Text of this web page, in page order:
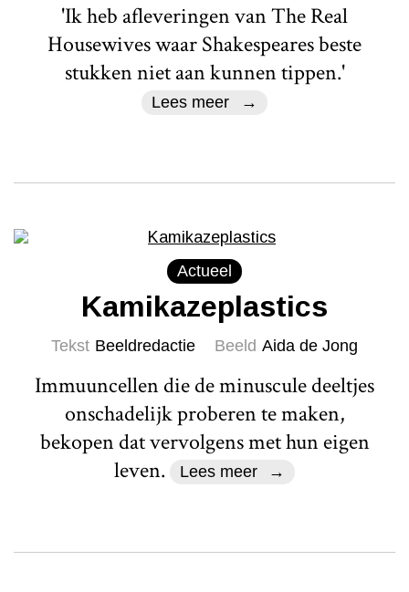
'Ik heb afleveringen van The Real
Housewives waar Shakespeares beste
stukken niet aan kunnen tippen.'
Lees meer
Actueel
Kamikazeplastics
Tekst Beeldredactie Beeld Aida de Jong
Immuuncellen die de minuscule deeltjes
onschadelijk proberen te maken,
bekopen dat vervolgens met hun eigen
leven.
Lees meer